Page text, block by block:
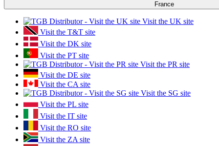
France
Visit the UK site
Visit the T&T site
Visit the DK site
Visit the PT site
Visit the PR site
Visit the DE site
Visit the CA site
Visit the SG site
Visit the PL site
Visit the IT site
Visit the RO site
Visit the ZA site